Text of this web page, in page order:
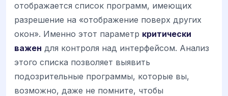
отображается список программ, имеющих
разрешение на «отображение поверх других
окон». Именно этот параметр критически
важен для контроля над интерфейсом. Анализ
этого списка позволяет выявить
подозрительные программы, которые вы,
возможно, даже не помните, чтобы